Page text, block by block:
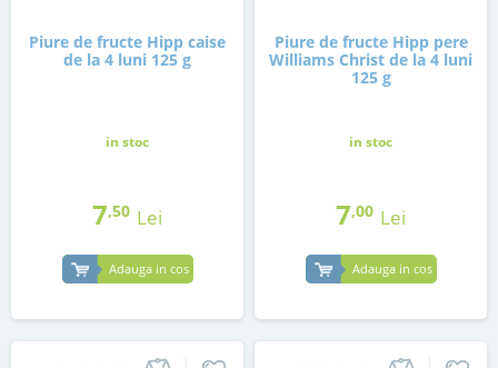
Piure de fructe Hipp caise
de la 4 luni 125 g
in stoc
7,50 Lei
Adauga in cos
Piure de fructe Hipp pere
Williams Christ de la 4 luni
125 g
in stoc
7,00 Lei
Adauga in cos